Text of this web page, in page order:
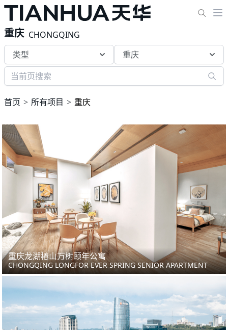
重庆 CHONGQING
类型
重庆
首页 所有项目 重庆
重庆龙湖椿山万树颐年公寓
CHONGQING LONGFOR EVER SPRING SENIOR APARTMENT